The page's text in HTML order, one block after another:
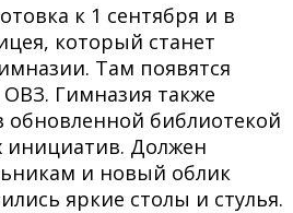
к 1 сентября и в
который станет
Там появятся
ОВЗ. Гимназия также
обновленной библиотекой
инициатив. Должен
и новый облик
яркие столы и стулья.